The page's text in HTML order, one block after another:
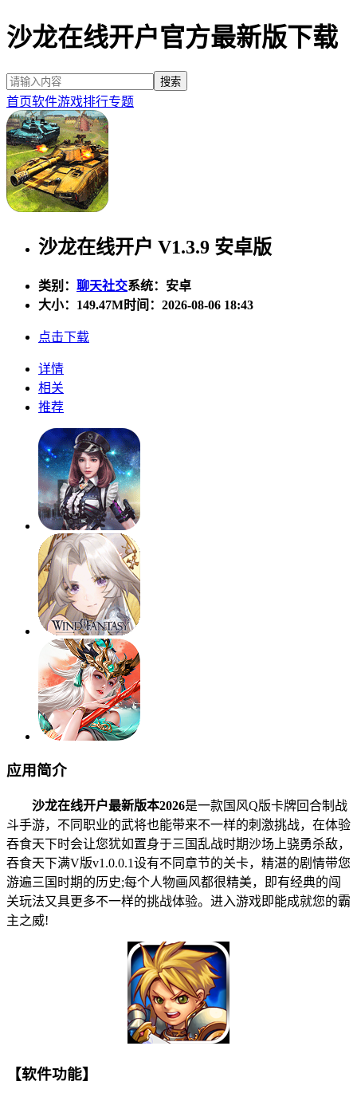
沙龙在线开户官方最新版下载
首页软件游戏排行专题
沙龙在线开户 V1.3.9 安卓版
类别： 聊天社交系统：安卓
大小： 149.47M时间：2026-08-06 18:43
点击下载
详情
相关
推荐
应用简介
沙龙在线开户最新版本2026是一款国风Q版卡牌回合制战
斗手游，不同职业的武将也能带来不一样的刺激挑战，在体验
吞食天下时会让您犹如置身于三国乱战时期沙场上骁勇杀敌，
吞食天下满V版v1.0.0.1设有不同章节的关卡，精湛的剧情带您
游遍三国时期的历史;每个人物画风都很精美，即有经典的闯
关玩法又具更多不一样的挑战体验。进入游戏即能成就您的霸
主之威!
【软件功能】